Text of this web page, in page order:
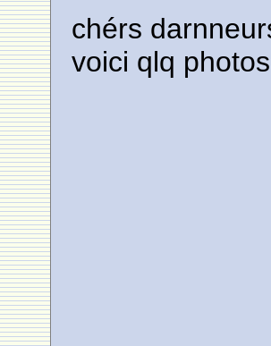
chérs
voici qlq